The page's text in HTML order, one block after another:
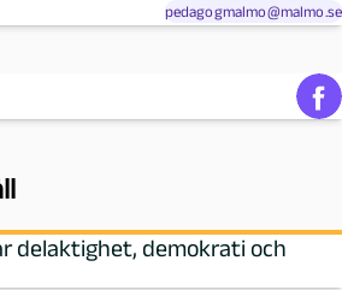
pedagogmalmo@malmo.se
delaktighet, demokrati och